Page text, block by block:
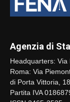
Agenzia di
Headquarters:
Roma: Via
di Porta Vittoria,
Partita IVA